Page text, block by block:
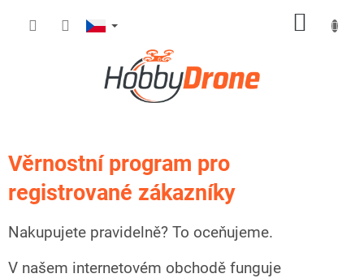
Věrnostní program pro
registrované zákazníky
Nakupujete pravidelně? To oceňujeme.
V našem internetovém obchodě funguje